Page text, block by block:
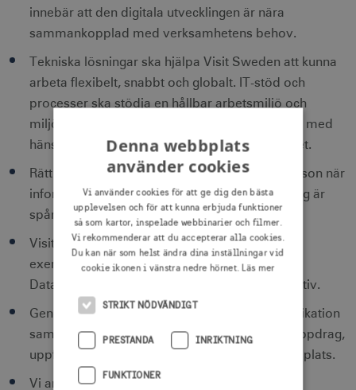
innebär att den digitala utvecklingen är nära
sammankopplad med verksamhetens behov.
Tekniska lösningar ska hjälpa Visit Sweden att kunna
arbeta flexibelt, snabbt och globalt. IT-stöd och
processer ska stödja en hållbar arbetsmiljö och
miljöcertifierade alternativ ska alltid prioriteras med
hänsyn tagna till totalekonomi och funktionalitet.
Rätt information ska vara tillgänglig för rätt person när
informationen behövs. Viss informationsgivning är
spårbar i uppföljningssyfte.
Visit Sweden följer gällande lagar och regler,
exempelvis med avseende på EU:s
Dataskyddsförordning och Tillgänglighetsdirektiv.
Genom kreativ och effektiv marknadskommunikation
samt andra leveranser i Visit Swedens grunduppdrag,
uppfattas Visit Sweden som en attraktiv arbetsplats.
Vi arbetar metodiskt med en tydlig, rättvis och
Denna webbplats
använder cookies
Vi använder cookies för att ge dig den bästa
upplevelsen och för att kunna erbjuda funktioner
så som kartor, inspelade webbinarier och filmer.
Vi rekommenderar att du accepterar alla cookies.
Du kan när som helst ändra dina inställningar vid
cookie ikonen i vänstra nedre hörnet. Läs mer
STRIKT NÖDVÄNDIGT
PRESTANDA INRIKTNING
FUNKTIONER